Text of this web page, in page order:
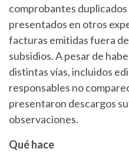
comprobantes duplicados
presentados en otros
facturas emitidas fuera
subsidios. A pesar de
distintas vías, incluidos
responsables no
presentaron descargos
observaciones.
Qué hace